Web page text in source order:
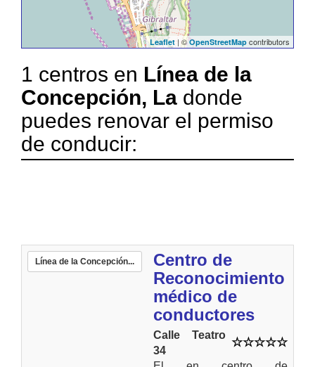
Leaflet| ©OpenStreetMap contributors
1 centros en Línea de la
Concepción, La donde
puedes renovar el permiso
de conducir:
Línea de la Concepción...
Centro de
Reconocimiento
médico de
conductores
Calle Teatro
34